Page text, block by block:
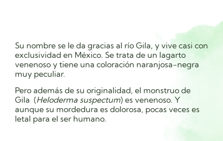
Su nombre se le da gracias al río Gila, y vive casi con
exclusividad en México. Se trata de un lagarto
venenoso y tiene una coloración naranjosa-negra
muy peculiar.
Pero además de su originalidad, el monstruo de
Gila (Heloderma suspectum) es venenoso. Y
aunque su mordedura es dolorosa, pocas veces es
letal para el ser humano.